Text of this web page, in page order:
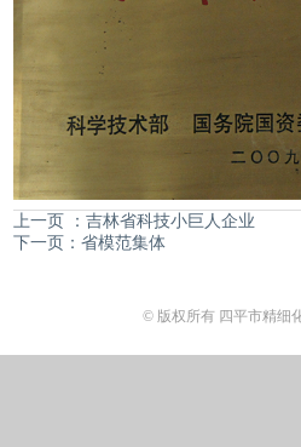
上一页 ：吉林省科技小巨人企业
下一页：省模范集体
© 版权所有 四平市精细